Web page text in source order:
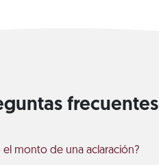
frecuentes
monto de una aclaración?